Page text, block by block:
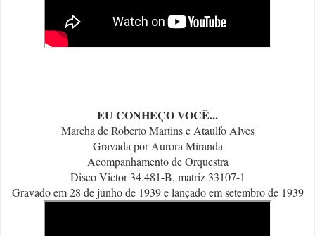
EU CONHEÇO VOCÊ...
Marcha de Roberto Martins e Ataulfo Alves
Gravada por Aurora Miranda
Acompanhamento de Orquestra
Disco Victor 34.481-B, matriz 33107-1
Gravado em 28 de junho de 1939 e lançado em setembro de 1939